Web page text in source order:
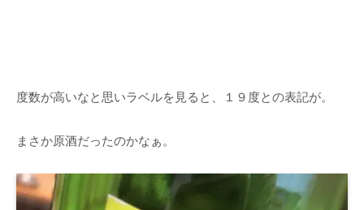
度数が高いなと思いラベルを見ると、１９度との表記が。
まさか原酒だったのかなぁ。